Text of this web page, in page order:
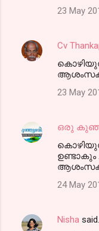
23 May
Cv
23 May
ഒരു
ഉണ്ടാകും
24 May
Nisha said…